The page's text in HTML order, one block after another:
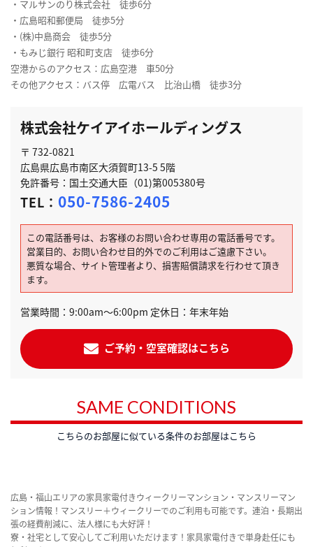
・マルサンのり株式会社 徒歩6分
・広島昭和郵便局 徒歩5分
・(株)中島商会 徒歩5分
・もみじ銀行 昭和町支店 徒歩6分
空港からのアクセス：広島空港 車50分
その他アクセス：バス停 広電バス 比治山橋 徒歩3分
株式会社ケイアイホールディングス
〒 732-0821
広島県広島市南区大須賀町13-5 5階
免許番号：国土交通大臣（01)第005380号
TEL： 050-7586-2405
この電話番号は、お客様のお問い合わせ専用の電話番号です。
営業目的、お問い合わせ目的外でのご利用はご遠慮下さい。
悪質な場合、サイト管理者より、損害賠償請求を行わせて頂き
ます。
営業時間：9:00am～6:00pm 定休日：年末年始
ご予約・空室確認はこちら
SAME CONDITIONS
こちらのお部屋に似ている条件のお部屋はこちら
広島・福山エリアの家具家電付きウィークリーマンション・マンスリーマン
ション情報！マンスリー＋ウィークリーでのご利用も可能です。連泊・長期出
張の経費削減に、法人様にも大好評！
寮・社宅として安心してご利用いただけます！家具家電付きで単身赴任にも